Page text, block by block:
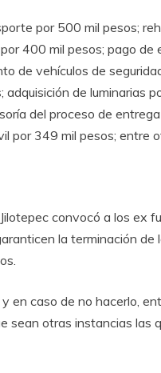
por 500 mil pesos;
400 mil pesos; pago de
de vehículos de
de luminarias
del proceso de
por 349 mil pesos; entre
convocó a los ex
la terminación de
en caso de no hacerlo,
sean otras instancias las